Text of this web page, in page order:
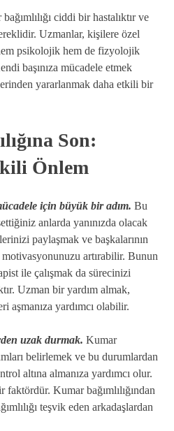
ciddi bir hastalıktır ve
Uzmanlar, kişilere özel
psikolojik hem de fizyolojik
başınıza mücadele etmek
yararlanmak daha etkili bir
Son:
Önlem
için büyük bir adım. Bu
anlarda yanınızda olacak
paylaşmak ve başkalarının
artırabilir. Bunun
ile çalışmak da sürecinizi
Uzman bir yardım almak,
aşmanıza yardımcı olabilir.
uzak durmak. Kumar
belirlemek ve bu durumlardan
altına almanıza yardımcı olur.
Kumar bağımlılığından
teşvik eden arkadaşlardan